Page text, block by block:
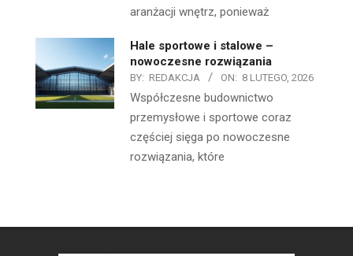
aranżacji wnętrz, ponieważ
Hale sportowe i stalowe –
nowoczesne rozwiązania
BY: REDAKCJA ON: 8 LUTEGO, 2026
Współczesne budownictwo
przemysłowe i sportowe coraz
częściej sięga po nowoczesne
rozwiązania, które